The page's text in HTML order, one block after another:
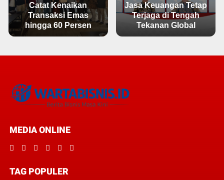
Catat Kenaikan
Transaksi Emas
hingga 60 Persen
Jasa Keuangan Tetap
Terjaga di Tengah
Tekanan Global
MEDIA ONLINE
TAG POPULER